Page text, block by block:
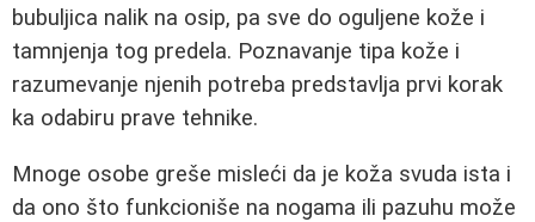
bubuljica nalik na osip, pa sve do oguljene kože i
tamnjenja tog predela. Poznavanje tipa kože i
razumevanje njenih potreba predstavlja prvi korak
ka odabiru prave tehnike.
Mnoge osobe greše misleći da je koža svuda ista i
da ono što funkcioniše na nogama ili pazuhu može